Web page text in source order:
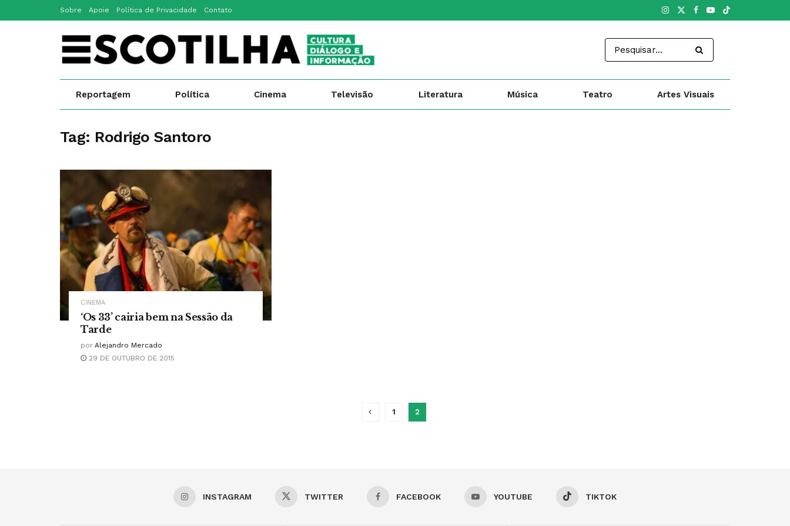
Sobre Apoie Política de Privacidade Contato
Reportagem Política Cinema Televisão Literatura Música Teatro Artes Visuais
Tag: Rodrigo Santoro
CINEMA
‘Os 33’ cairia bem na Sessão da
Tarde
por Alejandro Mercado
29 DE OUTUBRO DE 2015
1 2
INSTAGRAM TWITTER FACEBOOK YOUTUBE TIKTOK